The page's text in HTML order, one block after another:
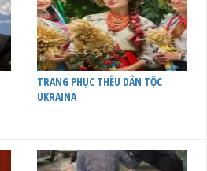
TRANG PHỤC THÊU DÂN TỘC
UKRAINA